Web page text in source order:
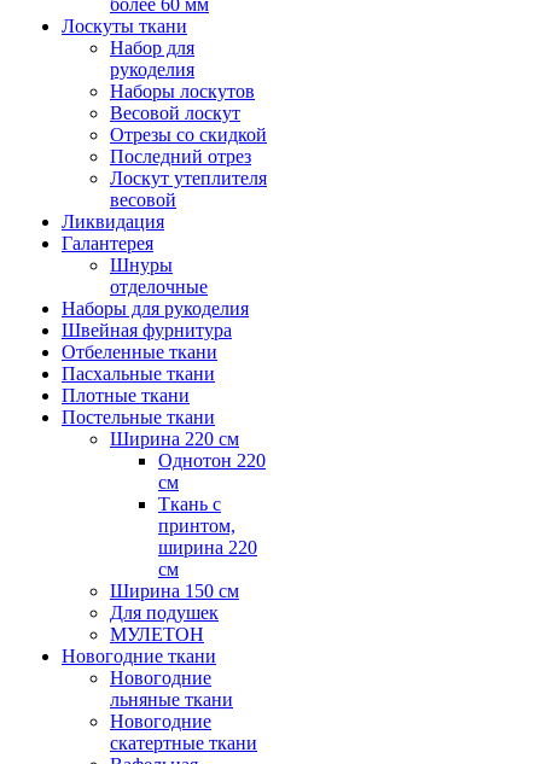
более 60 мм
Лоскуты ткани
Набор для
рукоделия
Наборы лоскутов
Весовой лоскут
Отрезы со скидкой
Последний отрез
Лоскут утеплителя
весовой
Ликвидация
Галантерея
Шнуры
отделочные
Наборы для рукоделия
Швейная фурнитура
Отбеленные ткани
Пасхальные ткани
Плотные ткани
Постельные ткани
Ширина 220 см
Однотон 220
см
Ткань с
принтом,
ширина 220
см
Ширина 150 см
Для подушек
МУЛЕТОН
Новогодние ткани
Новогодние
льняные ткани
Новогодние
скатертные ткани